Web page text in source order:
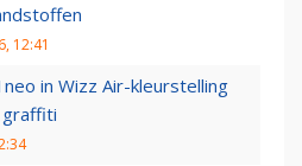
12:41
in Wizz Air-kleurstelling